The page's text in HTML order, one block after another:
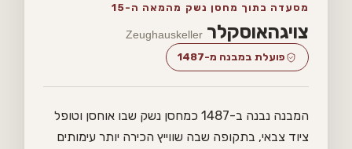
מסעדה בתוך מחסן נשק מהמאה ה-15
צויגהאוסקלר Zeughauskeller
פועלת במבנה מ-1487
המבנה נבנה ב-1487 כמחסן נשק שבו אוחסן וטופל
ציוד צבאי, בתקופה שבה שווייץ הכירה יותר עימותים